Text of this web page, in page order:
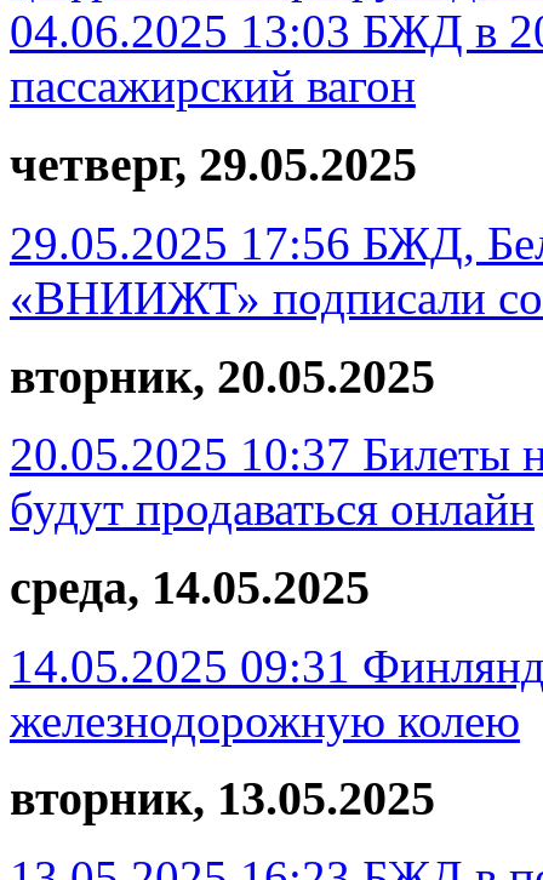
04.06.2025 13:03 БЖД в
пассажирский вагон
четверг, 29.05.2025
29.05.2025 17:56 БЖД,
«ВНИИЖТ» подписали
вторник, 20.05.2025
20.05.2025 10:37 Билеты
будут продаваться онлайн
среда, 14.05.2025
14.05.2025 09:31
железнодорожную колею
вторник, 13.05.2025